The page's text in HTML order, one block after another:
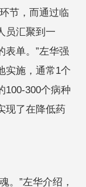
节，而通过临
员汇聚到一
表单。”左华强
实施，通常1个
100-300个病种
现了在降低药
。”左华介绍，